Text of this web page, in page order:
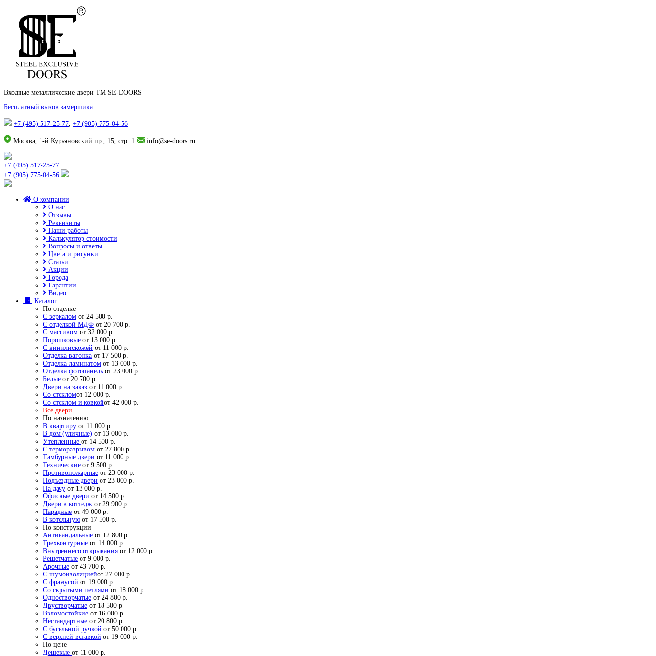
Входные металлические двери TM SE-DOORS
Бесплатный вызов замерщика
+7 (495) 517-25-77, +7 (905) 775-04-56
Москва, 1-й Курьяновский пр., 15, стр. 1 info@se-doors.ru
+7 (495) 517-25-77
+7 (905) 775-04-56
О компании
О нас
Отзывы
Реквизиты
Наши работы
Калькулятор стоимости
Вопросы и ответы
Цвета и рисунки
Статьи
Акции
Города
Гарантии
Видео
Каталог
По отделке
С зеркалом от 24 500 р.
С отделкой МДФ от 20 700 р.
С массивом от 32 000 р.
Порошковые от 13 000 р.
С винилискожей от 11 000 р.
Отделка вагонка от 17 500 р.
Отделка ламинатом от 13 000 р.
Отделка фотопанель от 23 000 р.
Белые от 20 700 р.
Двери на заказ от 11 000 р.
Со стекломот 12 000 р.
Со стеклом и ковкойот 42 000 р.
Все двери
По назначению
В квартиру от 11 000 р.
В дом (уличные) от 13 000 р.
Утепленные от 14 500 р.
С терморазрывом от 27 800 р.
Тамбурные двери от 11 000 р.
Технические от 9 500 р.
Противопожарные от 23 000 р.
Подъездные двери от 23 000 р.
На дачу от 13 000 р.
Офисные двери от 14 500 р.
Двери в коттедж от 29 900 р.
Парадные от 49 000 р.
В котельную от 17 500 р.
По конструкции
Антивандальные от 12 800 р.
Трехконтурные от 14 000 р.
Внутреннего открывания от 12 000 р.
Решетчатые от 9 000 р.
Арочные от 43 700 р.
С шумоизоляциейот 27 000 р.
С фрамугой от 19 000 р.
Со скрытыми петлями от 18 000 р.
Одностворчатые от 24 800 р.
Двустворчатые от 18 500 р.
Взломостойкие от 16 000 р.
Нестандартные от 20 800 р.
С бугельной ручкой от 50 000 р.
С верхней вставкой от 19 000 р.
По цене
Дешевые от 11 000 р.